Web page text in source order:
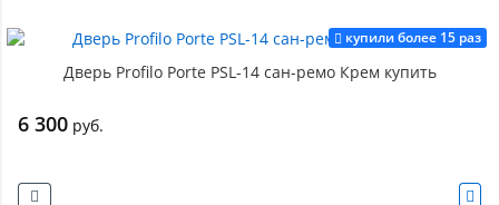
купили более 15 раз
Дверь Profilo Porte PSL-14 сан-ремо Крем купить
6 300 руб.